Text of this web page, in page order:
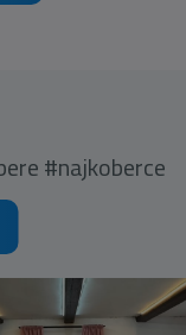
#najkoberce